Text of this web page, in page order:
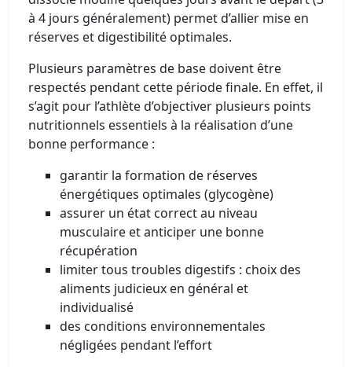
à 4 jours généralement) permet d’allier mise en
réserves et digestibilité optimales.
Plusieurs paramètres de base doivent être
respectés pendant cette période finale. En effet, il
s’agit pour l’athlète d’objectiver plusieurs points
nutritionnels essentiels à la réalisation d’une
bonne performance :
garantir la formation de réserves
énergétiques optimales (glycogène)
assurer un état correct au niveau
musculaire et anticiper une bonne
récupération
limiter tous troubles digestifs : choix des
aliments judicieux en général et
individualisé
des conditions environnementales
négligées pendant l’effort